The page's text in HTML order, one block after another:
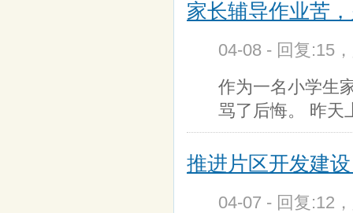
家长辅导作业苦
04-08 - 回复:15
作为一名小学生
骂了后悔。 昨天
推进片区开发建
04-07 - 回复:12